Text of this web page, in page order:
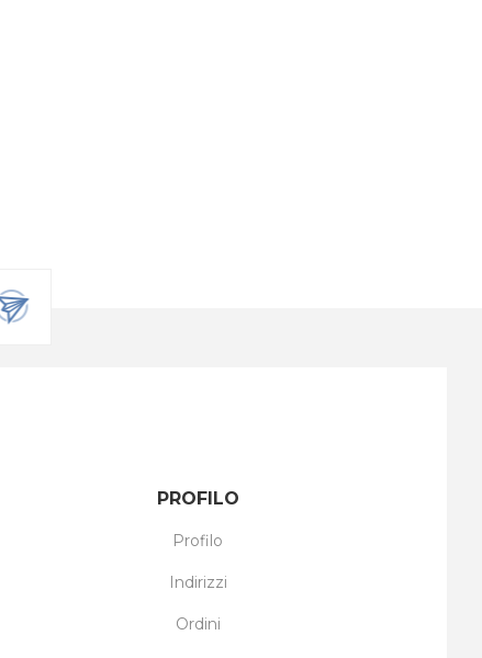
PROFILO
Profilo
Indirizzi
Ordini